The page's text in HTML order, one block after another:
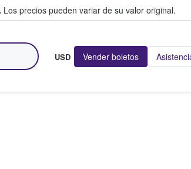
Los precios pueden variar de su valor original.
USD Vender boletos